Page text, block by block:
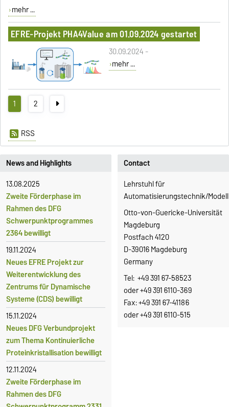
mehr ...
EFRE-Projekt PHA4Value am 01.09.2024 gestartet
30.09.2024 -
mehr ...
1 2
RSS
News and Highlights
13.08.2025
Zweite Förderphase im
Rahmen des DFG
Schwerpunktprogrammes
2364 bewilligt
19.11.2024
Neues EFRE Projekt zur
Weiterentwicklung des
Zentrums für Dynamische
Systeme (CDS) bewilligt
15.11.2024
Neues DFG Verbundprojekt
zum Thema Kontinuierliche
Proteinkristallisation bewilligt
12.11.2024
Zweite Förderphase im
Rahmen des DFG
Contact
Lehrstuhl für
Automatisierungstechnik/
Otto-von-Guericke-Universität
Magdeburg
Postfach 4120
D-39016 Magdeburg
Germany
Tel: +49 391 67-58523
oder +49 391 6110-369
Fax: +49 391 67-41186
oder +49 391 6110-515